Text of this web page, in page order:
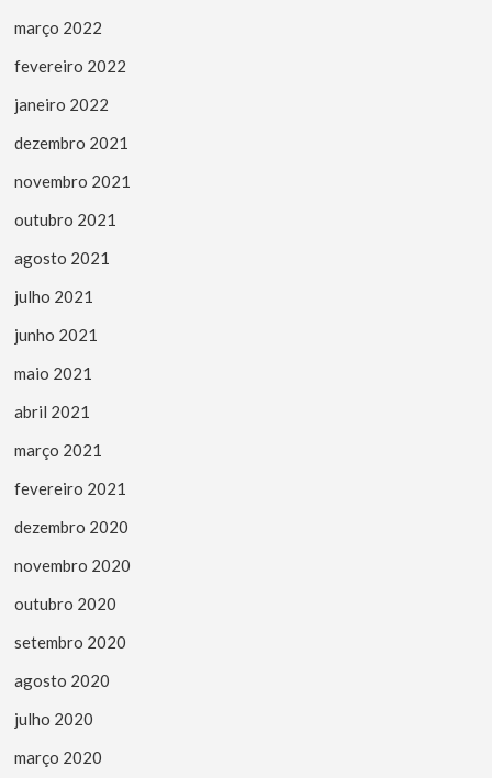
março 2022
fevereiro 2022
janeiro 2022
dezembro 2021
novembro 2021
outubro 2021
agosto 2021
julho 2021
junho 2021
maio 2021
abril 2021
março 2021
fevereiro 2021
dezembro 2020
novembro 2020
outubro 2020
setembro 2020
agosto 2020
julho 2020
março 2020